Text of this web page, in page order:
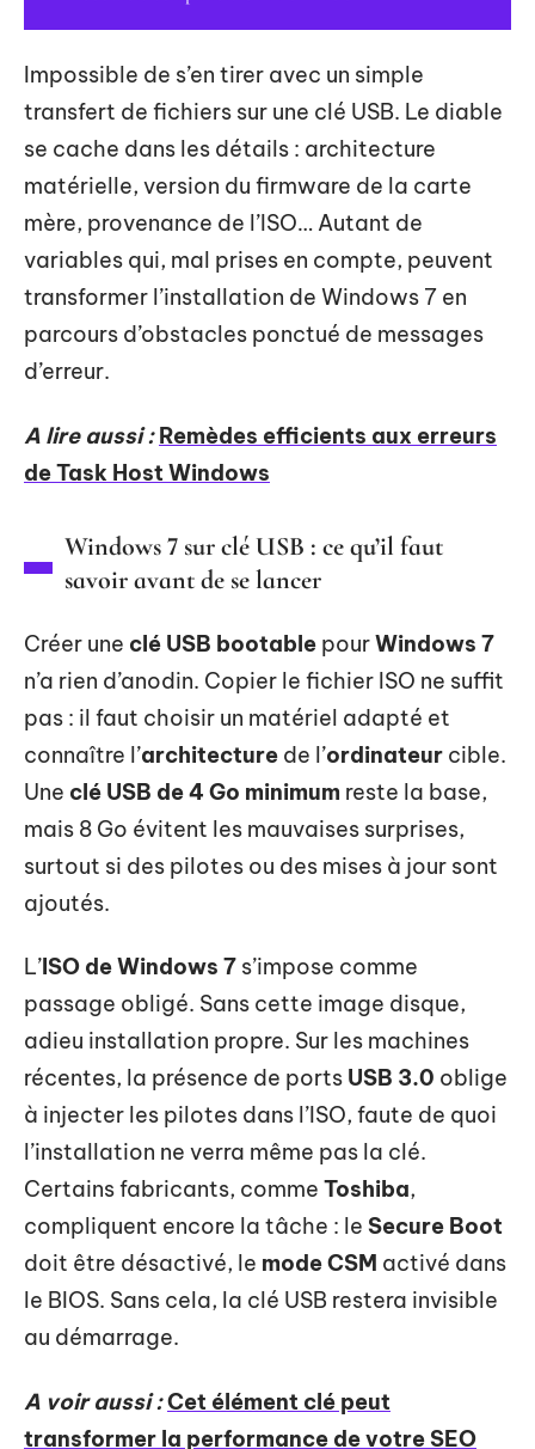
Impossible de s’en tirer avec un simple
transfert de fichiers sur une clé USB. Le diable
se cache dans les détails : architecture
matérielle, version du firmware de la carte
mère, provenance de l’ISO… Autant de
variables qui, mal prises en compte, peuvent
transformer l’installation de Windows 7 en
parcours d’obstacles ponctué de messages
d’erreur.
A lire aussi : Remèdes efficients aux erreurs
de Task Host Windows
Windows 7 sur clé USB : ce qu’il faut
savoir avant de se lancer
Créer une clé USB bootable pourWindows 7
n’a rien d’anodin. Copier le fichier ISO ne suffit
pas : il faut choisir un matériel adapté et
connaître l’architecture de l’ordinateur cible.
Une clé USB de 4 Go minimum reste la base,
mais 8 Go évitent les mauvaises surprises,
surtout si des pilotes ou des mises à jour sont
ajoutés.
L’ISO de Windows 7 s’impose comme
passage obligé. Sans cette image disque,
adieu installation propre. Sur les machines
récentes, la présence de ports USB 3.0 oblige
à injecter les pilotes dans l’ISO, faute de quoi
l’installation ne verra même pas la clé.
Certains fabricants, comme Toshiba,
compliquent encore la tâche : le Secure Boot
doit être désactivé, le mode CSM activé dans
le BIOS. Sans cela, la clé USB restera invisible
au démarrage.
A voir aussi :Cet élément clé peut
transformer la performance de votre SEO